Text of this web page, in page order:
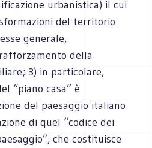
urbanistica) il cui
del territorio
generale,
della
3) in particolare,
“piano casa” è
del paesaggio italiano
di quel “codice dei
che costituisce